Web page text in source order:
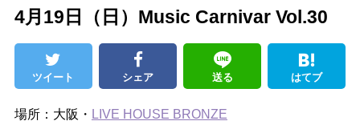
4月19日（日）Music Carnivar Vol.30
ツイート シェア 送る はてブ
場所：大阪・ LIVE HOUSE BRONZE